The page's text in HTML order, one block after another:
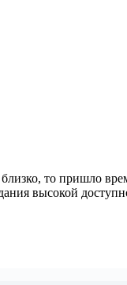
то пришло
высокой